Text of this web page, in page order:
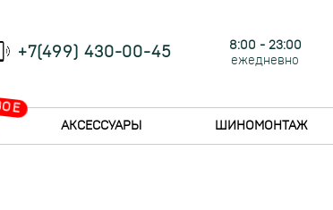
+7(499) 430-00-45
8:00 - 23:00
ежедневно
АКСЕССУАРЫ ШИНОМОНТАЖ